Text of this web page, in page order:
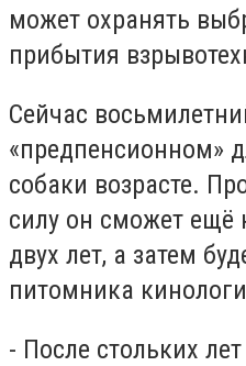
может охранять
прибытия
Сейчас
«предпенсионном»
собаки возрасте.
силу он сможет ещё
двух лет, а затем
питомника
- После стольких